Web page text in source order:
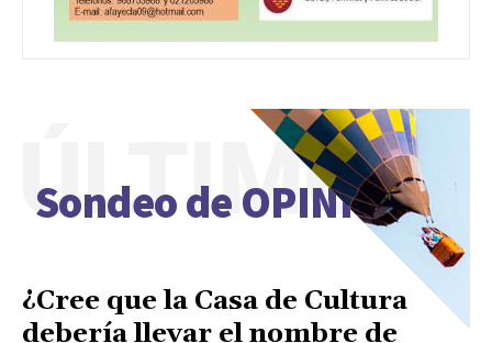
Sondeo de OPINIÓN
ÚLTIMO
¿Cree que la Casa de Cultura
debería llevar el nombre de